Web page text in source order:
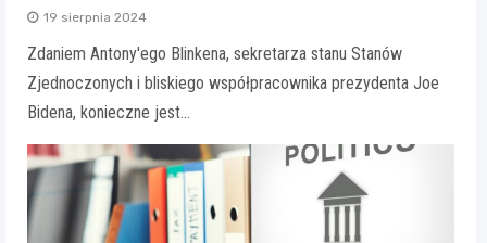
19 sierpnia 2024
Zdaniem Antony'ego Blinkena, sekretarza stanu Stanów
Zjednoczonych i bliskiego współpracownika prezydenta Joe
Bidena, konieczne jest…